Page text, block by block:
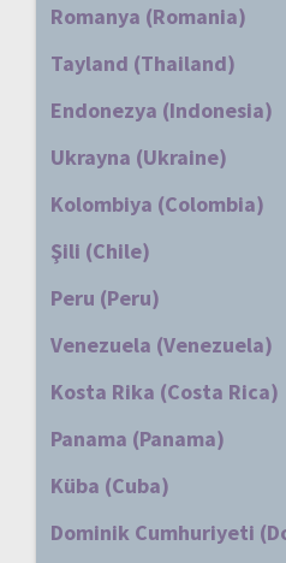
Romanya (Romania)
Tayland (Thailand)
Endonezya (Indonesia)
Ukrayna (Ukraine)
Kolombiya (Colombia)
Şili (Chile)
Peru (Peru)
Venezuela (Venezuela)
Kosta Rika (Costa Rica)
Panama (Panama)
Küba (Cuba)
Dominik Cumhuriyeti